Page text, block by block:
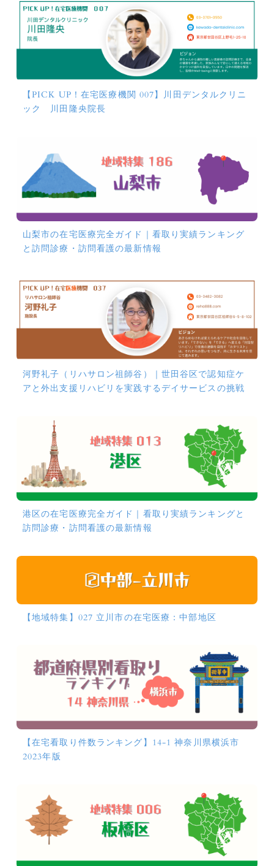
【PICK UP！在宅医療機関 007】川田デンタルクリニ
ック 川田隆央院長
山梨市の在宅医療完全ガイド｜看取り実績ランキング
と訪問診療・訪問看護の最新情報
河野礼子（リハサロン祖師谷）｜世田谷区で認知症ケ
アと外出支援リハビリを実践するデイサービスの挑戦
港区の在宅医療完全ガイド｜看取り実績ランキングと
訪問診療・訪問看護の最新情報
【地域特集】027 立川市の在宅医療：中部地区
【在宅看取り件数ランキング】14-1 神奈川県横浜市
2023年版